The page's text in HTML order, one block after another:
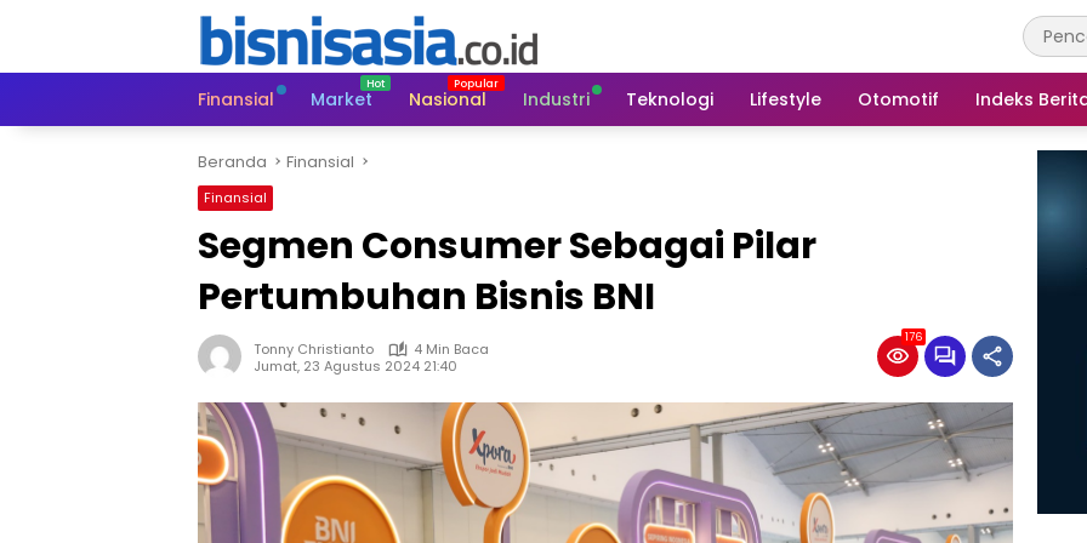
Finansial
Market Nasional Industri Teknologi Lifestyle Otomotif Indeks
Beranda Finansial
Finansial
Segmen Consumer Sebagai Pilar
Pertumbuhan Bisnis BNI
Tonny Christianto
4 Min Baca
Jumat, 23 Agustus 2024 21:40
176